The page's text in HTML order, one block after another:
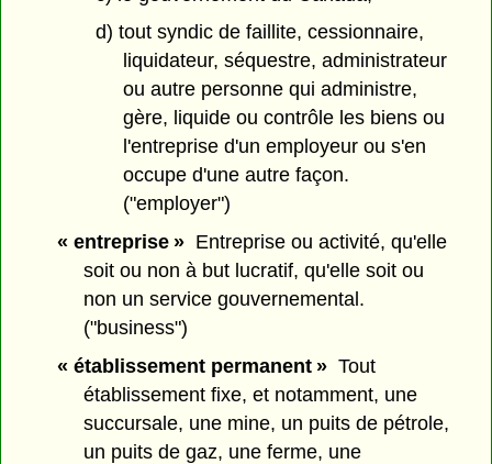
d) tout syndic de faillite, cessionnaire,
liquidateur, séquestre, administrateur
ou autre personne qui administre,
gère, liquide ou contrôle les biens ou
l'entreprise d'un employeur ou s'en
occupe d'une autre façon.
("employer")
« entreprise »Entreprise ou activité, qu'elle
soit ou non à but lucratif, qu'elle soit ou
non un service gouvernemental.
("business")
« établissement permanent »Tout
établissement fixe, et notamment, une
succursale, une mine, un puits de pétrole,
un puits de gaz, une ferme, une